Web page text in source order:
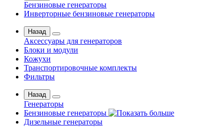
Бензиновые генераторы
Инверторные бензиновые генераторы
Назад
Аксессуары для генераторов
Блоки и модули
Кожухи
Транспортировочные комплекты
Фильтры
Назад
Генераторы
Бензиновые генераторы
Дизельные генераторы